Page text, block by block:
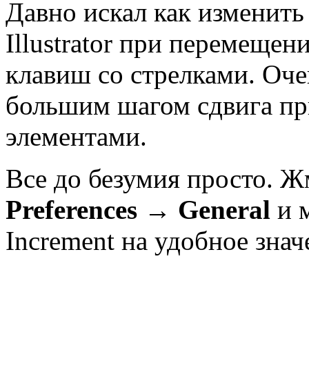
Давно искал как
Illustrator при
клавиш со стрелками.
большим шагом сдвига
элементами.
Все до безумия просто.
Preferences → General и
Increment на удобное